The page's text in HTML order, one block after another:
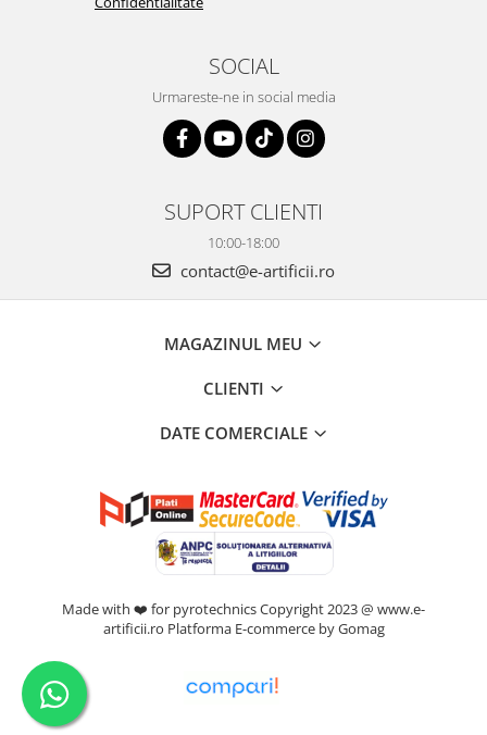
SOCIAL
Urmareste-ne in social media
SUPORT CLIENTI
10:00-18:00
contact@e-artificii.ro
MAGAZINUL MEU
CLIENTI
DATE COMERCIALE
Made with ❤️ for pyrotechnics Copyright 2023 @ www.e-
artificii.ro Platforma E-commerce by Gomag